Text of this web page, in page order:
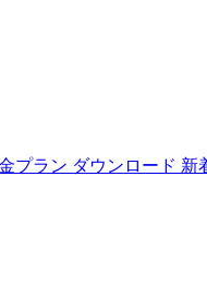
プラン ダウンロード 新